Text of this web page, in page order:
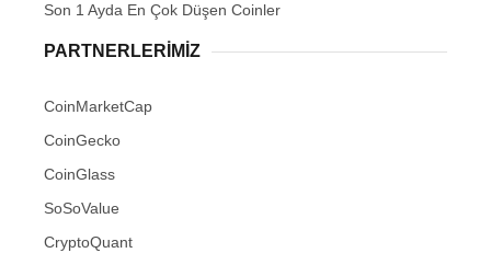
Son 1 Ayda En Çok Düşen Coinler
PARTNERLERIMIZ
CoinMarketCap
CoinGecko
CoinGlass
SoSoValue
CryptoQuant